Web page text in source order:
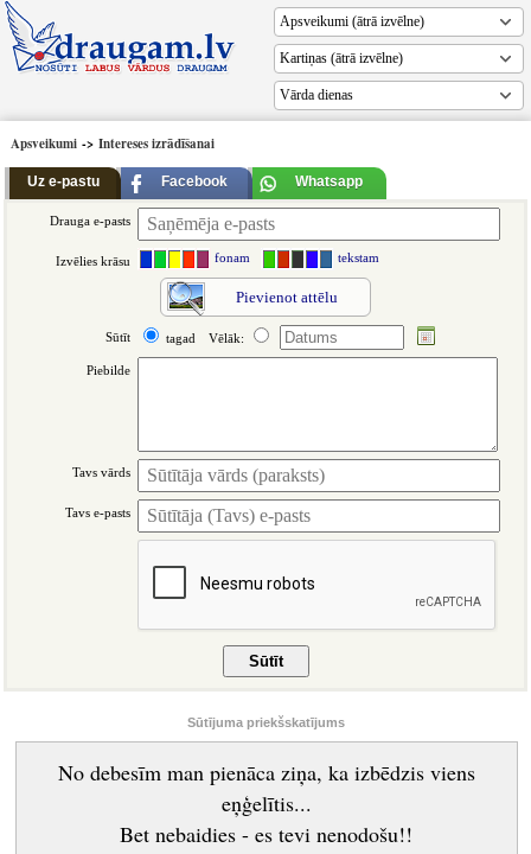
Vārda dienas
Apsveikumi -> Intereses izrādīšanai
Uz e-pastu Facebook Whatsapp
Drauga e-pasts
Izvēlies krāsu fonam tekstam
Pievienot attēlu
Sūtīt tagad Vēlāk:
Piebilde
Tavs vārds
Tavs e-pasts
Sūtījuma priekšskatījums
No debesīm man pienāca ziņa, ka izbēdzis viens
eņģelītis...
Bet nebaidies - es tevi nenodošu!!